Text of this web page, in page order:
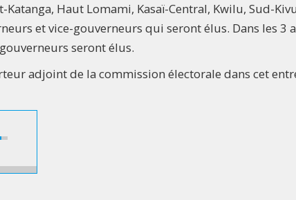
Haut Lomami, Kasaï-Central, Kwilu, Sud-
et vice-gouverneurs qui seront élus. Dans les 3
seront élus.
adjoint de la commission électorale dans cet